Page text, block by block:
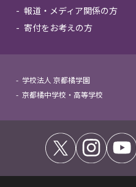
報道・メディア関係の方
寄付をお考えの方
学校法人 京都橘学園
京都橘中学校・高等学校